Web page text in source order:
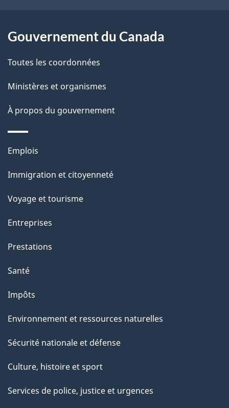
l
a
g
e
Gouvernement du Canada
Toutes les coordonnées
Ministères et organismes
À propos du gouvernement
Thèmes
sujets
Emplois
Immigration et citoyenneté
Voyage et tourisme
Entreprises
Prestations
Santé
Impôts
Environnement et ressources naturelles
Sécurité nationale et défense
Culture, histoire et sport
Services de police, justice et urgences